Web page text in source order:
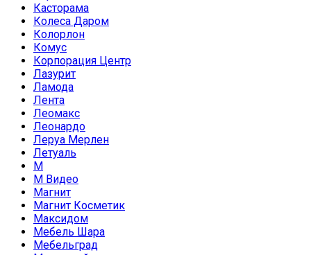
Касторама
Колеса Даром
Колорлон
Комус
Корпорация Центр
Лазурит
Ламода
Лента
Леомакс
Леонардо
Леруа Мерлен
Летуаль
М
М Видео
Магнит
Магнит Косметик
Максидом
Мебель Шара
Мебельград